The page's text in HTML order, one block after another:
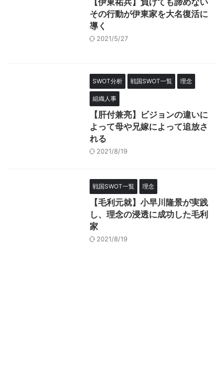
【伊東祐兵】負けても諦めない
その行動が伊東家を大名復活に
導く
2021/5/27
SWOT分析 戦国SWOT一覧 理念
組織人事
【肝付兼亮】ビジョンの違いに
よって母や兄嫁によって追放さ
れる
2021/8/19
戦国SWOT一覧 理念
【毛利元就】小早川隆景が実践
し、理念の浸透に成功した毛利
家
2021/8/19